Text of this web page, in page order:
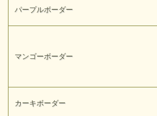
パープルボーダー
マンゴーボーダー
カーキボーダー